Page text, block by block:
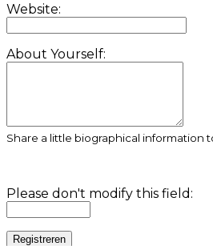
Website:
About Yourself:
Share a little biographical information
Please don't modify this field: